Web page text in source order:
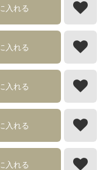
入れる
入れる
入れる
入れる
入れる